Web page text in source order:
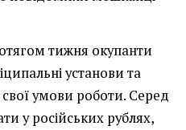
тижня окупанти
установи та
умови роботи. Серед
у російських рублях,